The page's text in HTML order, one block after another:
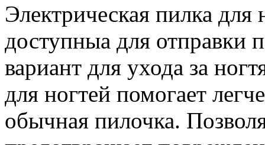
Электрическая пилка для
доступныа для
вариант для ухода за
для ногтей помогает
обычная пилочка.